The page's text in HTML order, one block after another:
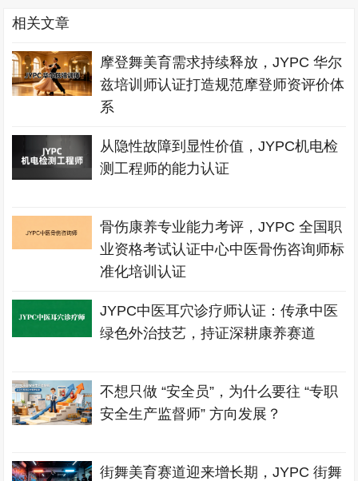
相关文章
摩登舞美育需求持续释放，JYPC 华尔
兹培训师认证打造规范摩登师资评价体
系
从隐性故障到显性价值，JYPC机电检
测工程师的能力认证
骨伤康养专业能力考评，JYPC 全国职
业资格考试认证中心中医骨伤咨询师标
准化培训认证
JYPC中医耳穴诊疗师认证：传承中医
绿色外治技艺，持证深耕康养赛道
不想只做 “安全员”，为什么要往 “专职
安全生产监督师” 方向发展？
街舞美育赛道迎来增长期，JYPC 街舞